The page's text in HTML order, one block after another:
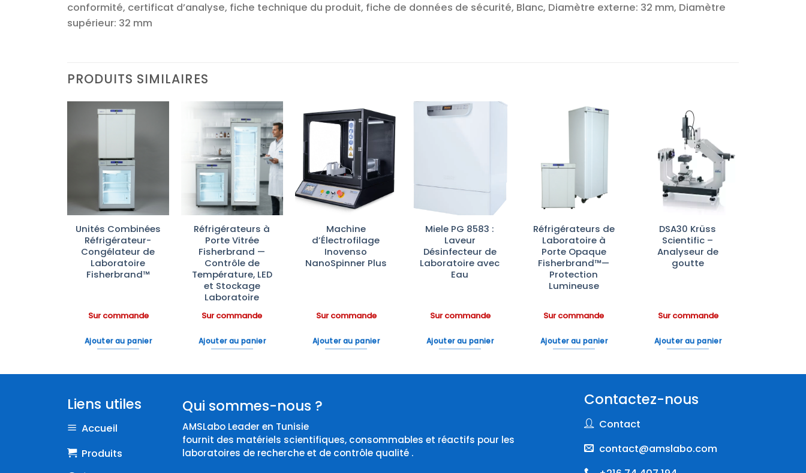
conformité, certificat d’analyse, fiche technique du produit, fiche de données de sécurité, Blanc, Diamètre externe: 32 mm, Diamètre
supérieur: 32 mm
PRODUITS SIMILAIRES
Ajouter
à la liste
Unités Combinées
Réfrigérateur-
Congélateur de
Laboratoire
Fisherbrand™
Sur commande
Ajouter au panier
Ajouter
à la liste
d’envies
Réfrigérateurs à
Porte Vitrée
Fisherbrand —
Contrôle de
Température, LED
et Stockage
Laboratoire
Sur commande
Ajouter au panier
Ajouter
à la liste
d’envies
Machine
d’Électrofilage
Inovenso
NanoSpinner Plus
Sur commande
Ajouter au panier
Miele PG 8583 :
Laveur
Désinfecteur de
Laboratoire avec
Eau
Sur commande
Ajouter au panier
Réfrigérateurs de
Laboratoire à
Porte Opaque
Fisherbrand™—
Protection
Lumineuse
Sur commande
Ajouter au panier
Ajouter
à la liste
d’envies
DSA30 Krüss
Scientific –
Analyseur de
goutte
Sur commande
Ajouter au panier
Liens utiles
Accueil
Produits
Qui sommes-nous ?
AMSLabo Leader en Tunisie
fournit des matériels scientifiques, consommables et réactifs pour les
laboratoires de recherche et de contrôle qualité .
Contactez-nous
Contact
contact@amslabo.com